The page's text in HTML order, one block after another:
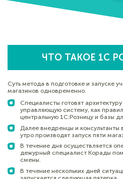
ЧТО ТАКОЕ 1С
Суть метода в подготовке и запуске
магазинов одновременно.
Специалисты готовят
управляющую систему, как
центральную 1С:Розницу и базы
Далее внедренцы и
утро производят запуск пяти
В течение дня осуществляется
дежурный специалист Корады
смены.
В течение нескольких дней